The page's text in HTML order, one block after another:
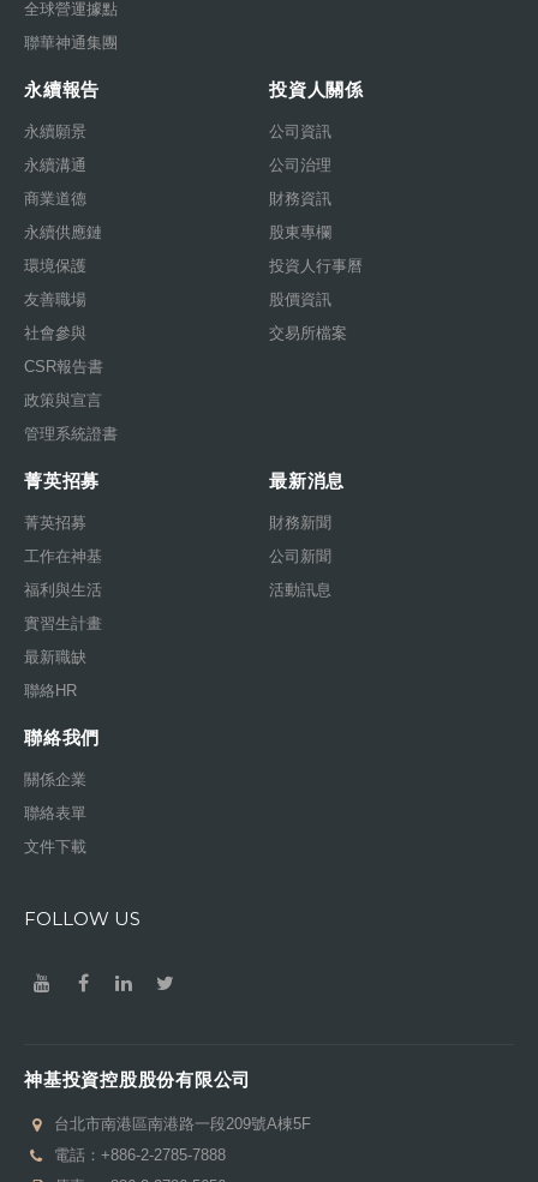
全球營運據點
聯華神通集團
永續報告
永續願景
永續溝通
商業道德
永續供應鏈
環境保護
友善職場
社會參與
CSR報告書
政策與宣言
管理系統證書
投資人關係
公司資訊
公司治理
財務資訊
股東專欄
投資人行事曆
股價資訊
交易所檔案
菁英招募
菁英招募
工作在神基
福利與生活
實習生計畫
最新職缺
聯絡HR
最新消息
財務新聞
公司新聞
活動訊息
聯絡我們
關係企業
聯絡表單
文件下載
FOLLOW US
神基投資控股股份有限公司
台北市南港區南港路一段209號A棟5F
電話： +886-2-2785-7888